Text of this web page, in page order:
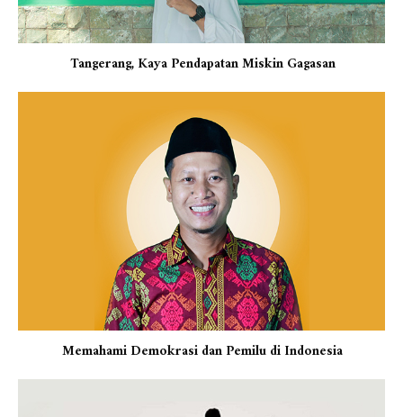
Tangerang, Kaya Pendapatan Miskin Gagasan
Memahami Demokrasi dan Pemilu di Indonesia